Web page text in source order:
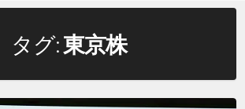
タグ:東京株